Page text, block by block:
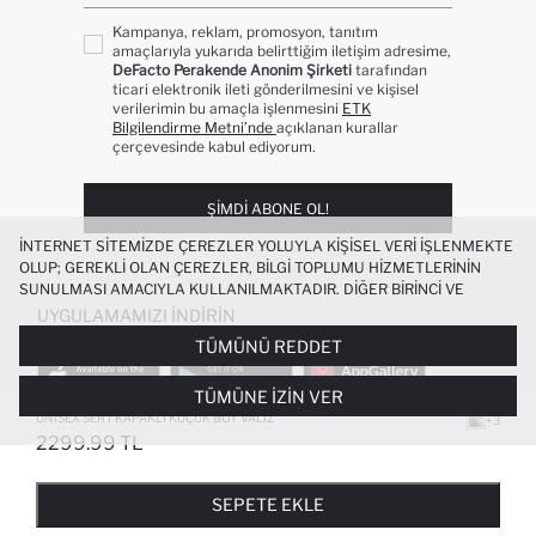
UNISEX SERT KAPAKLI KÜÇÜK BOY VALIZ
2299.99 TL
+3
SEPETE EKLE
Kampanya, reklam, promosyon, tanıtım
amaçlarıyla yukarıda belirttiğim iletişim adresime,
DeFacto Perakende Anonim Şirketi tarafından
ticari elektronik ileti gönderilmesini ve kişisel
verilerimin bu amaçla işlenmesini ETK
Bilgilendirme Metni’nde açıklanan kurallar
çerçevesinde kabul ediyorum.
ŞIMDI ABONE OL!
UYGULAMAMIZI İNDIRIN
POPÜLER KATEGORILER
KADIN BEYAZ TIŞÖRT
İNTERNET SITEMIZDE ÇEREZLER YOLUYLA KIŞISEL VERI IŞLENMEKTE
OLUP; GEREKLI OLAN ÇEREZLER, BILGI TOPLUMU HIZMETLERININ
SUNULMASI AMACIYLA KULLANILMAKTADIR. DIĞER BIRINCI VE
ÜÇÜNCÜ TARAF ÇEREZLER ISE SIZE DAHA IYI BIR ALIŞVERIŞ
DENEYIMI SUNULABILMESI, SITEMIZIN DAHA IŞLEVSEL KILINMASI VE
KIŞISELLEŞTIRMESI VE AÇIK RIZA VERMENIZ HALINDE, SIZLERE
YÖNELIK PAZARLAMA FAALIYETLERININ YAPILMASI AMAÇLARIYLA
SINIRLI OLARAK KULLANILACAKTIR. ÇEREZLERE DAIR TERCIHLERINIZI
ÇEREZ TERCIHLERIPANELI ARACILIĞIYLA HER ZAMAN YÖNETEBILIR,
ÇEREZLERLE ILGILI DAHA DETAYLI BILGIYE
TÜMÜNÜ REDDET
TÜMÜNE İZIN VER